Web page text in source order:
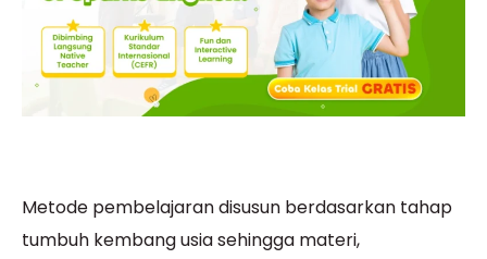
Metode pembelajaran disusun berdasarkan tahap
tumbuh kembang usia sehingga materi,